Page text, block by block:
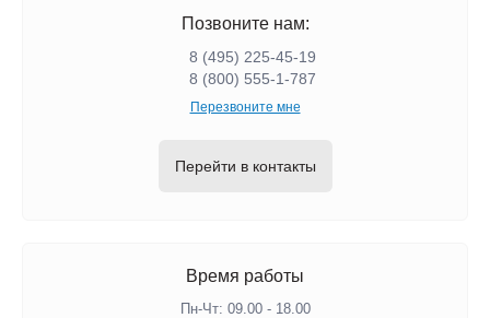
Позвоните нам:
8 (495) 225-45-19
8 (800) 555-1-787
Перезвоните мне
Перейти в контакты
Время работы
Пн-Чт: 09.00 - 18.00